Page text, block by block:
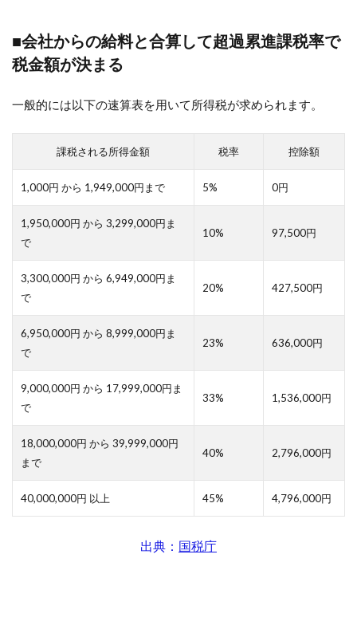
■会社からの給料と合算して超過累進課税率で
税金額が決まる
一般的には以下の速算表を用いて所得税が求められます。
課税される所得金額 税率 控除額
1,000円 から 1,949,000円まで 5% 0円
1,950,000円 から 3,299,000円ま
で
10% 97,500円
3,300,000円 から 6,949,000円ま
で
20% 427,500円
6,950,000円 から 8,999,000円ま
で
23% 636,000円
9,000,000円 から 17,999,000円ま
で
33% 1,536,000円
18,000,000円 から 39,999,000円
まで
40% 2,796,000円
40,000,000円 以上 45% 4,796,000円
出典： 国税庁